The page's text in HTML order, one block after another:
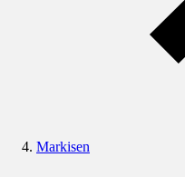
Markisen